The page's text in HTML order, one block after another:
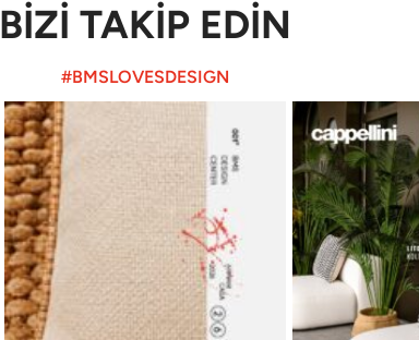
BİZİ TAKİP EDİN
#BMSLOVESDESIGN